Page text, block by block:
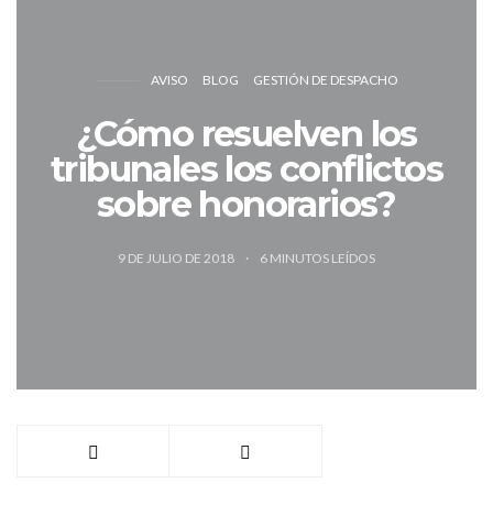
AVISO BLOG GESTIÓN DE DESPACHO
¿Cómo resuelven los
tribunales los conflictos
sobre honorarios?
9 DE JULIO DE 2018 6 MINUTOS LEÍDOS